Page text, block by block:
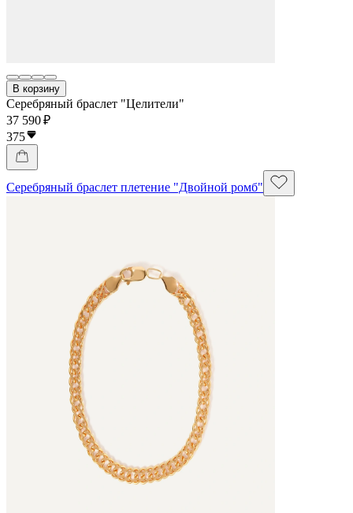
В корзину
Серебряный браслет "Целители"
37 590 ₽
375
Серебряный браслет плетение "Двойной ромб"